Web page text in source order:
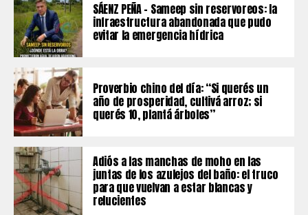
SÁENZ PEÑA – Sameep sin reservoreos: la
infraestructura abandonada que pudo
evitar la emergencia hídrica
Proverbio chino del día: “Si querés un
año de prosperidad, cultivá arroz; si
querés 10, plantá árboles”
Adiós a las manchas de moho en las
juntas de los azulejos del baño: el truco
para que vuelvan a estar blancas y
relucientes